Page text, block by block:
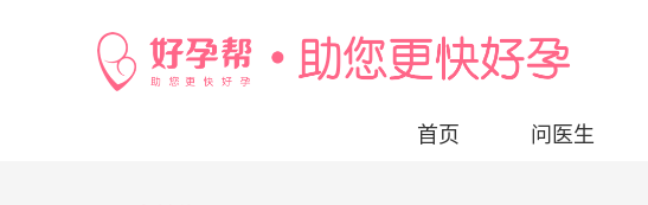
首页 问医生